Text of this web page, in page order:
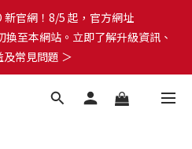
新官網！8/5 起，官方網址
至本網站。立即了解升級資訊、
常見問題 ＞
新官網！8/5 起，官方網址
至本網站。立即了解升級資訊、
常見問題 ＞
領 $100 購物金！全館滿 $1,500 享